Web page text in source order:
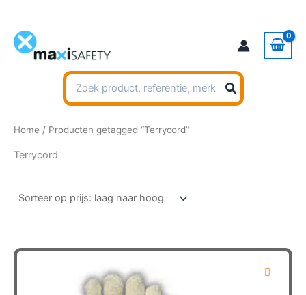
inhoud
Zoeken
naar:
Home / Producten getagged “Terrycord”
Terrycord